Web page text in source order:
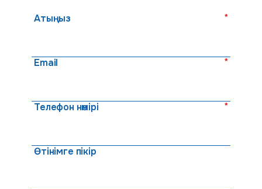
Атыңыз *
Email *
Телефон нөмірі *
Өтінімге пікір